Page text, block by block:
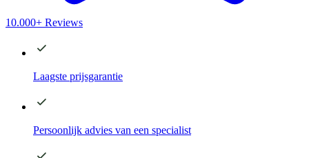
10.000+ Reviews
Laagste prijsgarantie
Persoonlijk advies van een specialist